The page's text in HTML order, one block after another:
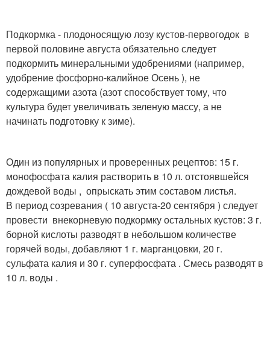
Подкормка - плодоносящую лозу кустов-первогодок в
первой половине августа обязательно следует
подкормить минеральными удобрениями (например,
удобрение фосфорно-калийное Осень ), не
содержащими азота (азот способствует тому, что
культура будет увеличивать зеленую массу, а не
начинать подготовку к зиме).
Один из популярных и проверенных рецептов: 15 г.
монофосфата калия растворить в 10 л. отстоявшейся
дождевой воды , опрыскать этим составом листья.
В период созревания ( 10 августа-20 сентября ) следует
провести внекорневую подкормку остальных кустов: 3 г.
борной кислоты разводят в небольшом количестве
горячей воды, добавляют 1 г. марганцовки, 20 г.
сульфата калия и 30 г. суперфосфата . Смесь разводят в
10 л. воды .